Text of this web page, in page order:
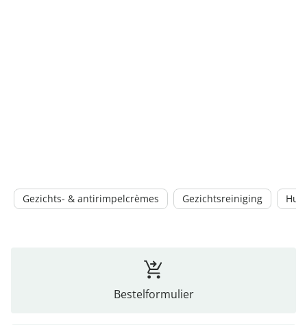
Gezichts- & antirimpelcrèmes Gezichtsreiniging
Bestelformulier